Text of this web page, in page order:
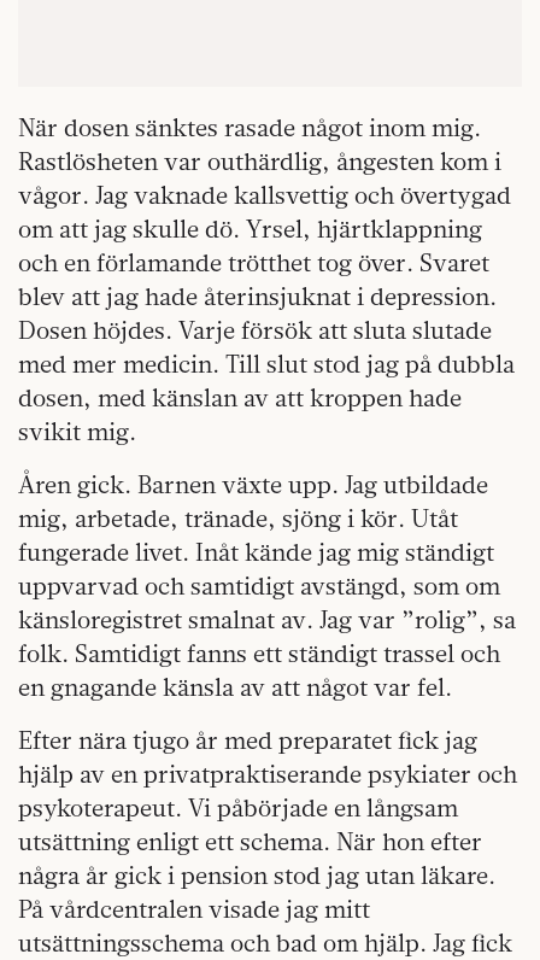
När dosen sänktes rasade något inom mig.
Rastlösheten var outhärdlig, ångesten kom i
vågor. Jag vaknade kallsvettig och övertygad
om att jag skulle dö. Yrsel, hjärtklappning
och en förlamande trötthet tog över. Svaret
blev att jag hade återinsjuknat i depression.
Dosen höjdes. Varje försök att sluta slutade
med mer medicin. Till slut stod jag på dubbla
dosen, med känslan av att kroppen hade
svikit mig.
Åren gick. Barnen växte upp. Jag utbildade
mig, arbetade, tränade, sjöng i kör. Utåt
fungerade livet. Inåt kände jag mig ständigt
uppvarvad och samtidigt avstängd, som om
känsloregistret smalnat av. Jag var ”rolig”, sa
folk. Samtidigt fanns ett ständigt trassel och
en gnagande känsla av att något var fel.
Efter nära tjugo år med preparatet fick jag
hjälp av en privatpraktiserande psykiater och
psykoterapeut. Vi påbörjade en långsam
utsättning enligt ett schema. När hon efter
några år gick i pension stod jag utan läkare.
På vårdcentralen visade jag mitt
utsättningsschema och bad om hjälp. Jag fick